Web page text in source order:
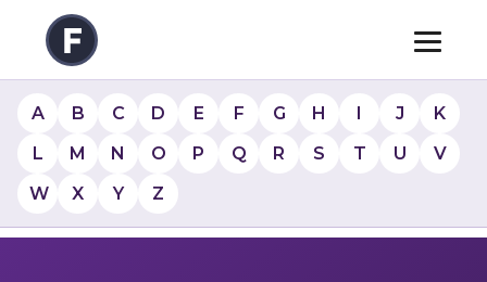
A B C D E F G H I J
K
L
M N O P Q R S T U
V
W
X Y Z